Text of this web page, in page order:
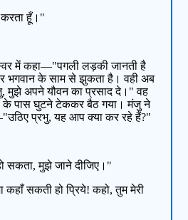
करता हूँ।"
में कहा—"पगली लड़की जानती है
भगवान के साम से झुकता है। वही अब
मुझे अपने यौवन का प्रसाद दे।" वह
के पास घुटने टेककर बैठ गया। मंजु ने
प्रभु, यह आप क्या कर रहे हैं?"
सकता, मुझे जाने दीजिए।"
कहाँ सकती हो प्रिये! कहो, तुम मेरी